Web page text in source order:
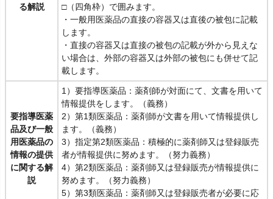
る解説
□（四角枠）で囲みます。
・一般用医薬品の直接の容器又は直後の被包に記載
します。
・直接の容器又は直接の被包の記載が外から見えな
い場合は、外部の容器又は外部の被包にも併せて記
載します。
要指導医薬
品及び一般
用医薬品の
情報の提供
に関する解
説
1）要指導医薬品：薬剤師が対面にて、文書を用いて
情報提供をします。（義務）
2）第1類医薬品：薬剤師が文書を用いて情報提供し
ます。（義務）
3）指定第2類医薬品：積極的に薬剤師又は登録販売
者が情報提供に努めます。（努力義務）
4）第2類医薬品：薬剤師又は登録販売が情報提供に
努めます。（努力義務）
5）第3類医薬品：薬剤師又は登録販売者が必要に応